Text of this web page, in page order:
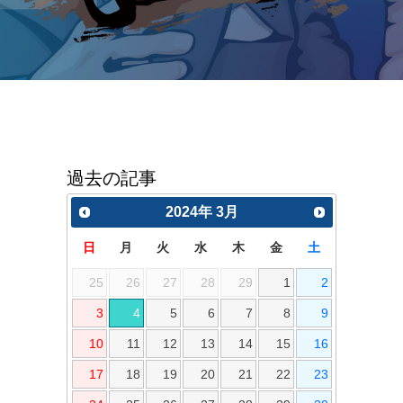
過去の記事
2024年 3月
日 月 火 水 木 金 土
25 26 27 28 29 1 2
3 4 5 6 7 8 9
10 11 12 13 14 15 16
17 18 19 20 21 22 23